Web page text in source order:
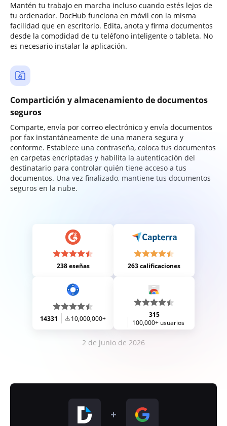
Mantén tu trabajo en marcha incluso cuando estés lejos de
tu ordenador. DocHub funciona en móvil con la misma
facilidad que en escritorio. Edita, anota y firma documentos
desde la comodidad de tu teléfono inteligente o tableta. No
es necesario instalar la aplicación.
Compartición y almacenamiento de documentos
seguros
Comparte, envía por correo electrónico y envía documentos
por fax instantáneamente de una manera segura y
conforme. Establece una contraseña, coloca tus documentos
en carpetas encriptadas y habilita la autenticación del
destinatario para controlar quién tiene acceso a tus
documentos. Una vez finalizado, mantiene tus documentos
seguros en la nube.
238 eseñas 263 calificaciones
14331 10,000,000+
315
100,000+ usuarios
2 de junio de 2026